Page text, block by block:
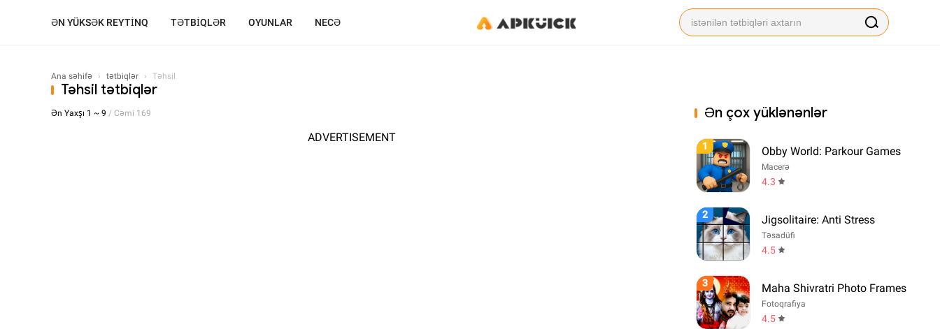
ƏN YÜKSƏK REYTİNQ TƏTBİQLƏR OYUNLAR NECƏ
Ana səhifə › tətbiqlər › Təhsil
Təhsil tətbiqlər
Ən Yaxşı 1 ~ 9 / Cəmi 169
ADVERTISEMENT
Ən çox yüklənənlər
1 Obby World: Parkour Games
Macerə
4.3
2 Jigsolitaire: Anti Stress
Təsadüfi
4.5
3 Maha Shivratri Photo Frames
Fotoqrafiya
4.5